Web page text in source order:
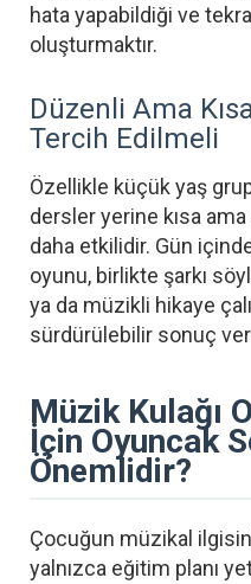
hata yapabildiği ve
oluşturmaktır.
Düzenli Ama
Tercih Edilmeli
Özellikle küçük yaş
dersler yerine kısa
daha etkilidir. Gün
oyunu, birlikte şarkı
ya da müzikli hikaye
sürdürülebilir sonuç
Müzik Kulağı
İçin Oyuncak
Önemlidir?
Çocuğun müzikal
yalnızca eğitim planı